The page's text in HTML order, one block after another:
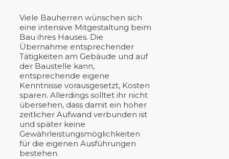
Viele Bauherren wünschen sich
eine intensive Mitgestaltung beim
Bau ihres Hauses. Die
Übernahme entsprechender
Tätigkeiten am Gebäude und auf
der Baustelle kann,
entsprechende eigene
Kenntnisse vorausgesetzt, Kosten
sparen. Allerdings solltet ihr nicht
übersehen, dass damit ein hoher
zeitlicher Aufwand verbunden ist
und später keine
Gewährleistungsmöglichkeiten
für die eigenen Ausführungen
bestehen.